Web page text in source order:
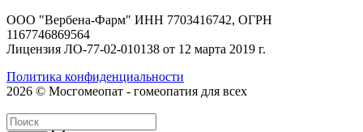
ООО "Вербена-Фарм" ИНН 7703416742, ОГРН
1167746869564
Лицензия ЛО-77-02-010138 от 12 марта 2019 г.
Политика конфиденциальности
2026 © Мосгомеопат - гомеопатия для всех